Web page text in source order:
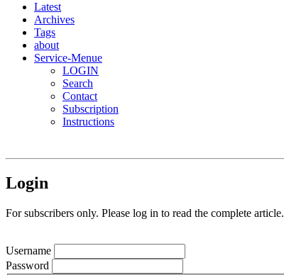
Latest
Archives
Tags
about
Service-Menue
LOGIN
Search
Contact
Subscription
Instructions
Login
For subscribers only. Please log in to read the complete article.
Username
Password